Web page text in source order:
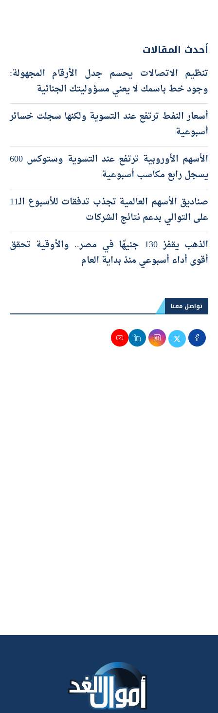
أحدث المقالات
تنظيم الاتصالات يحسم جدل الأرقام المجهولة:
وجود خط باسمك لا يعني مسؤوليتك الجنائية
أسعار النفط ترتفع عند التسوية ولكنها سجلت خسائر
أسبوعية
الأسهم الأوروبية ترتفع عند التسوية وستوكس 600
يسجل رابع مكاسب أسبوعية
صناديق الأسهم العالمية تجذب تدفقات للأسبوع الـ11
على التوالي بدعم نتائج الشركات
الذهب يقفز 130 جنيهًا في مصر.. والأوقية تحقق
أقوى أداء أسبوعي منذ بداية العام
تواصل معنا